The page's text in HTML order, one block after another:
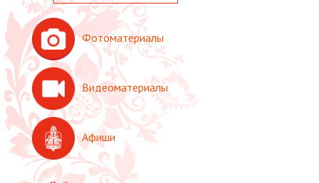
Фотоматериалы
Видеоматериалы
Афиши